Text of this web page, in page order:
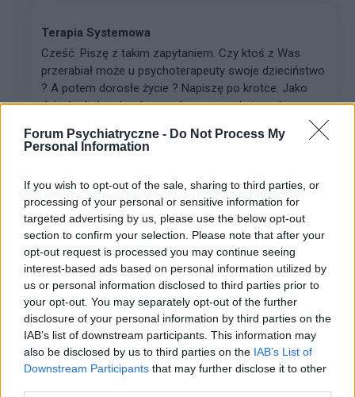
Forum Psychiatryczne - Do Not Process My
Personal Information
If you wish to opt-out of the sale, sharing to third parties, or
processing of your personal or sensitive information for
targeted advertising by us, please use the below opt-out
section to confirm your selection. Please note that after your
opt-out request is processed you may continue seeing
interest-based ads based on personal information utilized by
us or personal information disclosed to third parties prior to
your opt-out. You may separately opt-out of the further
disclosure of your personal information by third parties on the
IAB’s list of downstream participants. This information may
also be disclosed by us to third parties on the IAB’s List of
Downstream Participants that may further disclose it to other
Terapia Systemowa
Cześć. Piszę z takim zapytaniem. Czy ktoś z Was
przerabiał może u psychoterapeuty swoje dzieciństwo
? A potem dorosłe życie ? Napiszę po krotce: Jako
dziecko byłam bardzo porównywana do innych,
kingaaa89
Forum:
Kółko wsparcia psychicznego
Rozmowa, jak ja zaczac? jak sie zmienic zeby
wiecej gadac
Jak zacząć więcej mówić o sobie? Mój problem
polega na tym że wole słuchać innych niż mówić. Ale
zaczyna to być bardzo męczące, ponieważ np po
świętach i wizytach rodzinnych, rodzina/rodzeństwo
podc...